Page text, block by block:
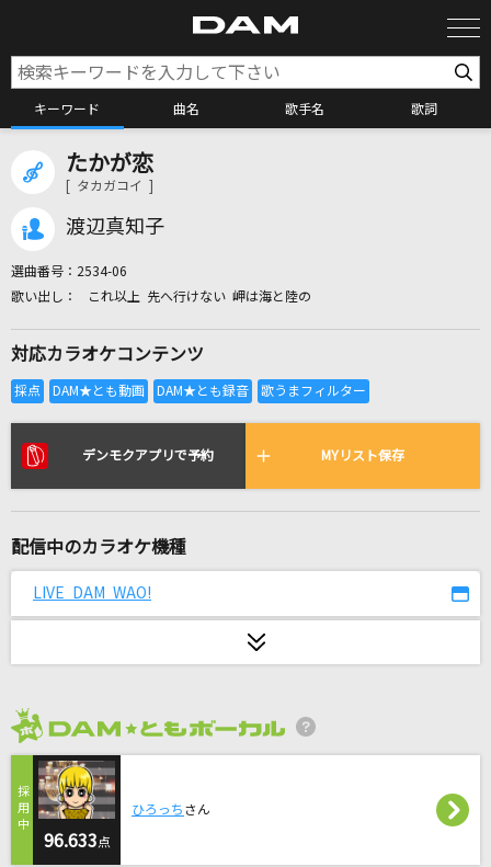
キーワード 曲名 歌手名 歌詞
全国りれき
リアルタイムで歌われている曲の一覧
オー！リバル
Real Force
すとぷり
[生音]逆光 - replica -
たかが恋
[ タカガコイ ]
渡辺真知子
選曲番号： 2534-06
これ以上 先へ行けない 岬は海と陸の
対応カラオケコンテンツ
デンモクアプリで予約 MYリスト保存
配信中のカラオケ機種
LIVE DAM WAO!
96.633点
ひろっち さん